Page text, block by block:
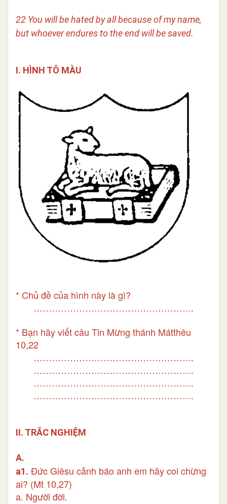
22 You will be hated by all because of my name,
but whoever endures to the end will be saved.
I. HÌNH TÔ MÀU
* Chủ đề của hình này là gì?
……………………………………………..
* Bạn hãy viết câu Tin Mừng thánh Mátthêu
10,22
……………………………………………..
……………………………………………..
……………………………………………..
……………………………………………..
II. TRẮC NGHIỆM
A.
a1. Đức Giêsu cảnh báo anh em hãy coi chừng
ai? (Mt 10,27)
a. Người đời.